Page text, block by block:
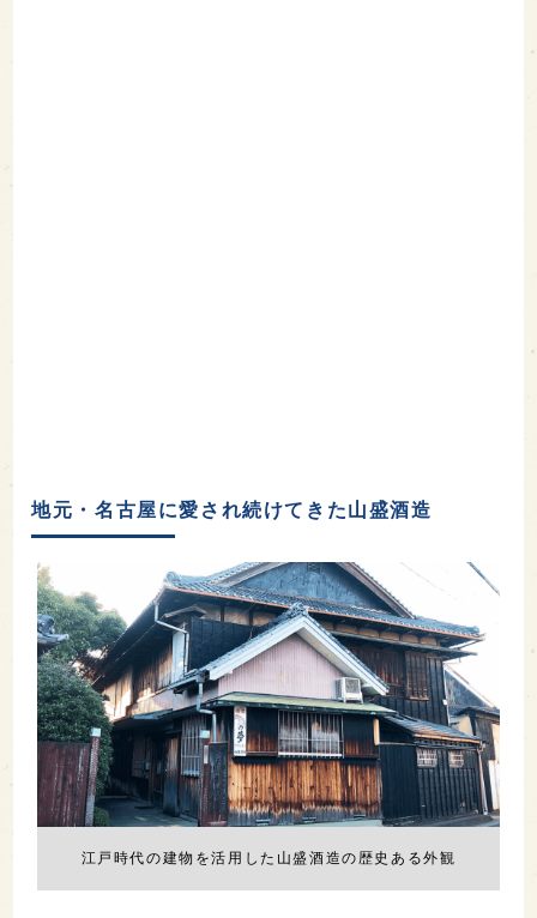
地元・名古屋に愛され続けてきた山盛酒造
江戸時代の建物を活用した山盛酒造の歴史ある外観